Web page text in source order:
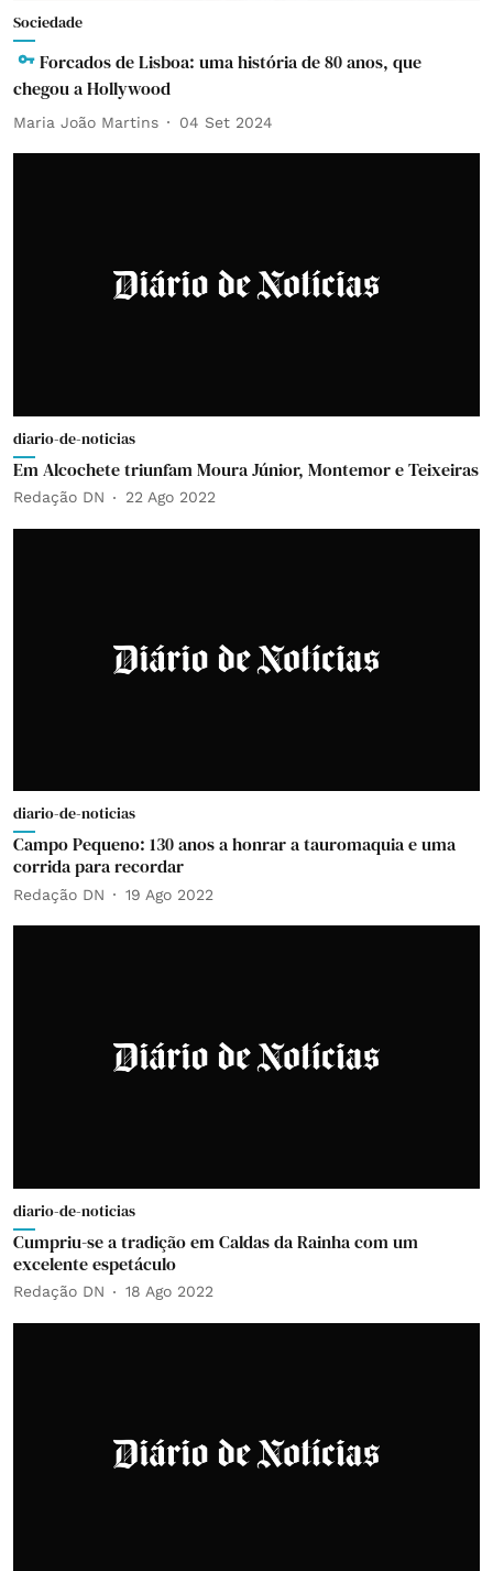
Sociedade
Forcados de Lisboa: uma história de 80 anos, que
chegou a Hollywood
Maria João Martins 04 Set 2024
diario-de-noticias
Em Alcochete triunfam Moura Júnior, Montemor e Teixeiras
Redação DN 22 Ago 2022
diario-de-noticias
Campo Pequeno: 130 anos a honrar a tauromaquia e uma
corrida para recordar
Redação DN 19 Ago 2022
diario-de-noticias
Cumpriu-se a tradição em Caldas da Rainha com um
excelente espetáculo
Redação DN 18 Ago 2022